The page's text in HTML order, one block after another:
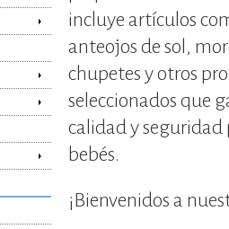
incluye artículos
anteojos de sol,
chupetes y otros
seleccionados que
calidad y seguridad
bebés.
¡Bienvenidos a